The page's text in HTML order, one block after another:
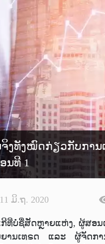
ງທັງໝົດກ່ຽວກັບການ
ນທີ 1
11 ມິ.ຖ. 2020
ກີທີ່ບໍ່ຊື່ສັດຫຼາຍແຫ່ງ, ຜູ້ສອນ
ານເທຣດ ແລະ ຜູ້ຈັດກາ